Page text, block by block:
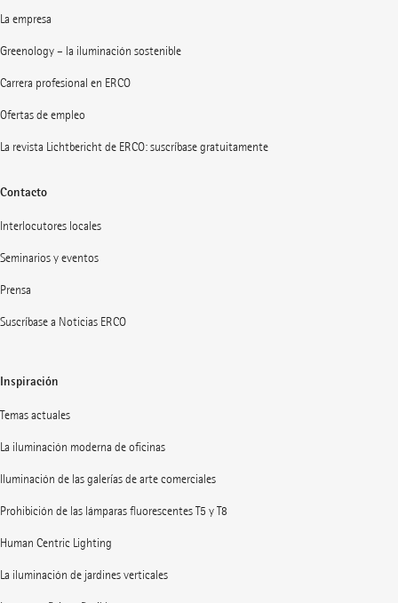
La empresa
Greenology – la iluminación sostenible
Carrera profesional en ERCO
Ofertas de empleo
La revista Lichtbericht de ERCO: suscríbase gratuitamente
Contacto
Interlocutores locales
Seminarios y eventos
Prensa
Suscríbase a Noticias ERCO
Inspiración
Temas actuales
La iluminación moderna de oficinas
Iluminación de las galerías de arte comerciales
Prohibición de las lámparas fluorescentes T5 y T8
Human Centric Lighting
La iluminación de jardines verticales